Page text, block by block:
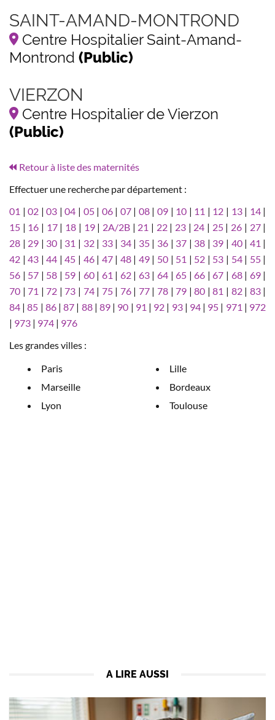
SAINT-AMAND-MONTROND
Centre Hospitalier Saint-Amand-
Montrond (Public)
VIERZON
Centre Hospitalier de Vierzon
(Public)
Retour à liste des maternités
Effectuer une recherche par département :
01 |02 |03 |04 | 05| 06| 07| 08| 09 | 10 | 11 | 12 | 13| 14|
15 | 16 | 17| 18 | 19| 2A/2B| 21 | 22| 23 | 24 | 25| 26 | 27|
28 | 29 | 30 | 31 | 32| 33| 34| 35| 36 | 37 | 38 | 39 | 40| 41 |
42 |43 |44 |45 | 46| 47| 48| 49| 50 | 51 | 52 | 53 | 54| 55|
56 | 57 | 58 | 59 | 60| 61 | 62| 63| 64 |65 |66 |67 | 68| 69|
70 |71 |72 |73 | 74| 75| 76| 77| 78 |79 |80 |81 | 82| 83|
84 |85 | 86|87 | 88| 89| 90 | 91 | 92 | 93| 94| 95 | 971 | 972
| 973 | 974 | 976
Les grandes villes :
Paris
Marseille
Lyon
Lille
Bordeaux
Toulouse
A LIRE AUSSI